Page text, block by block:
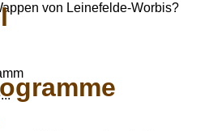
von Leinefelde-Worbis?